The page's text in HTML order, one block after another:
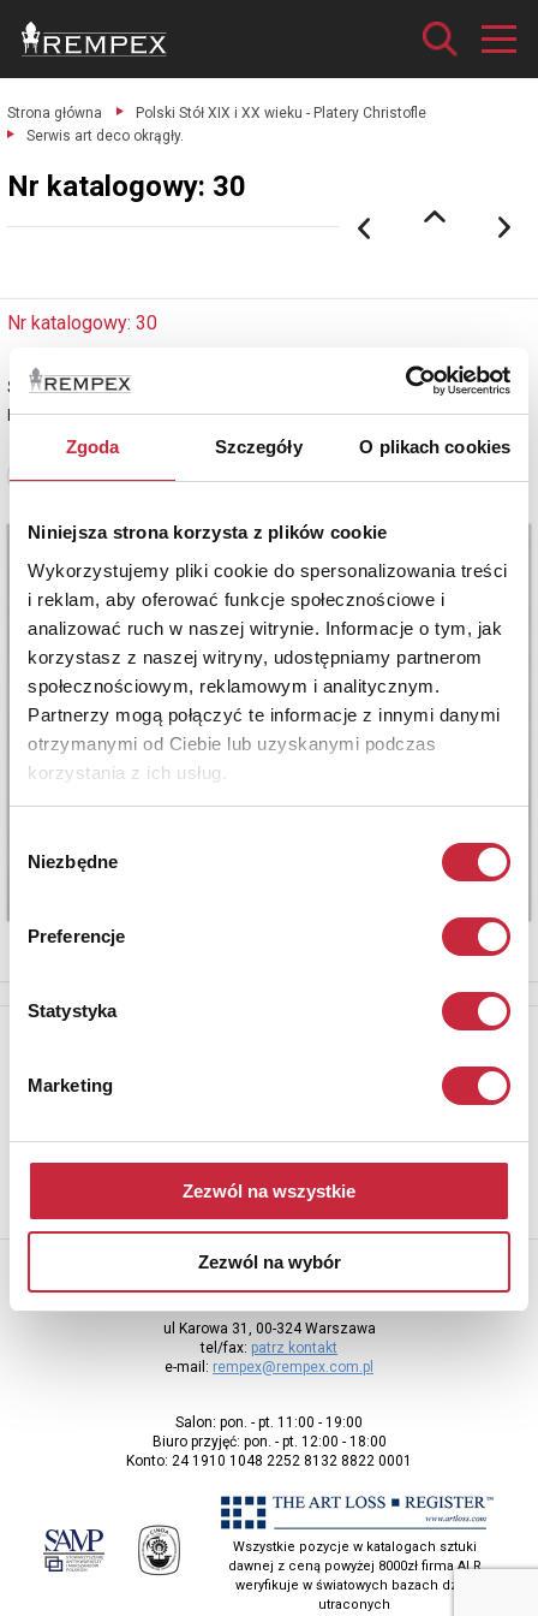
Zgoda Szczegóły O plikach cookies
Niniejsza strona korzysta z plików cookie
Wykorzystujemy pliki cookie do spersonalizowania treści
i reklam, aby oferować funkcje społecznościowe i
analizować ruch w naszej witrynie. Informacje o tym, jak
korzystasz z naszej witryny, udostępniamy partnerom
społecznościowym, reklamowym i analitycznym.
Partnerzy mogą połączyć te informacje z innymi danymi
otrzymanymi od Ciebie lub uzyskanymi podczas
korzystania z ich usług.
zgody
Niezbędne
Preferencje
Statystyka
Marketing
Zezwól na wszystkie
Zezwól na wybór
Strona główna
Polski Stół XIX i XX wieku - Platery Christofle
Serwis art deco okrągły.
Nr katalogowy: 30
Nr katalogowy: 30
Serwis art deco okrągły
plater sygnowany
Zobacz pełne informacje
Aby otrzymywać informacje o nowych aukcjach, prosimy podać
Rempex Sp. z o.o
ul Karowa 31, 00-324 Warszawa
tel/fax: patrz kontakt
e-mail: rempex@rempex.com.pl
Salon: pon. - pt. 11:00 - 19:00
Biuro przyjęć: pon. - pt. 12:00 - 18:00
Konto: 24 1910 1048 2252 8132 8822 0001
Wszystkie pozycje w katalogach sztuki
dawnej z ceną powyżej 8000zł firma ALR
weryfikuje w światowych bazach dzieł
utraconych